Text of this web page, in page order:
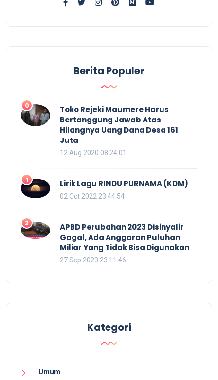
Berita Populer
0
Toko Rejeki Maumere Harus
Bertanggung Jawab Atas
Hilangnya Uang Dana Desa 161
Juta
12 Aug 2020 08:24:01
1 Lirik Lagu RINDU PURNAMA (KDM)
02 Oct 2022 23:44:54
2
APBD Perubahan 2023 Disinyalir
Gagal, Ada Anggaran Puluhan
Miliar Yang Tidak Bisa Digunakan
27 Sep 2023 23:11:46
Kategori
Umum